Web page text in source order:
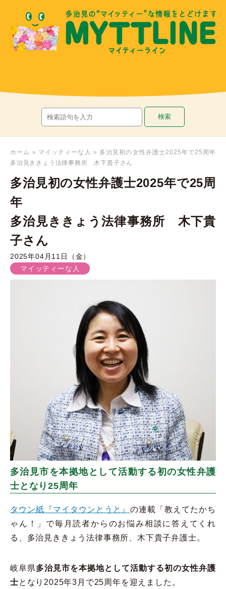
ホーム » マイッティーな人 » 多治見初の女性弁護士2025年で25周年
多治見ききょう法律事務所 木下貴子さん
多治見初の女性弁護士2025年で25周
年
多治見ききょう法律事務所 木下貴
子さん
2025年04月11日（金）
マイッティーな人
多治見市を本拠地として活動する初の女性弁護
士となり25周年
タウン紙『マイタウンとうと』の連載「教えてたかち
ゃん！」で毎月読者からのお悩み相談に答えてくれ
る、多治見ききょう法律事務所、木下貴子弁護士。
岐阜県多治見市を本拠地として活動する初の女性弁護
士となり2025年3月で25周年を迎えました。